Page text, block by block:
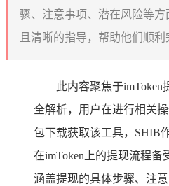
骤、注意事项、潜在风险等
且清晰的指导，帮助他们顺利
此内容聚焦于
全解析，用户在进行相关
包下载获取该工具，SHIB
在imToken上的提现流程备
涵盖提现的具体步骤、注